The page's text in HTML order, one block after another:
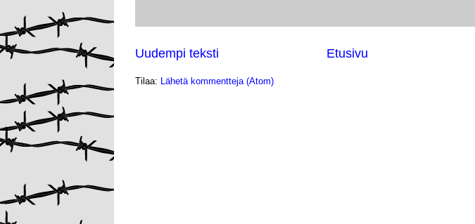
Uudempi teksti Etusivu
Tilaa: Lähetä kommentteja (Atom)